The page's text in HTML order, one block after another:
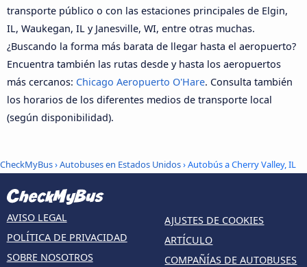
transporte público o con las estaciones principales de Elgin,
IL, Waukegan, IL y Janesville, WI, entre otras muchas.
¿Buscando la forma más barata de llegar hasta el aeropuerto?
Encuentra también las rutas desde y hasta los aeropuertos
más cercanos: Chicago Aeropuerto O'Hare. Consulta también
los horarios de los diferentes medios de transporte local
(según disponibilidad).
CheckMyBus›Autobuses en Estados Unidos› Autobús a Cherry Valley, IL
AVISO LEGAL
POLÍTICA DE PRIVACIDAD
SOBRE NOSOTROS
AJUSTES DE COOKIES
ARTÍCULO
COMPAÑÍAS DE AUTOBUSES